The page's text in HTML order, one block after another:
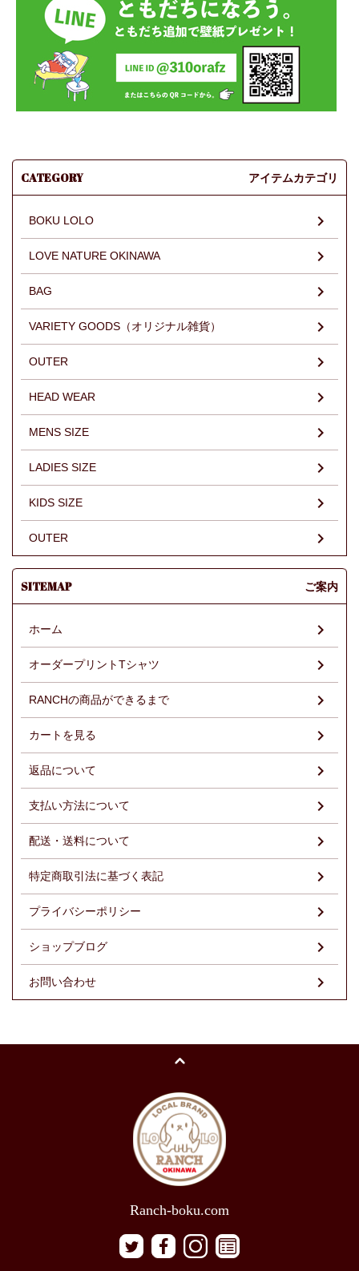
CATEGORY アイテムカテゴリ
BOKU LOLO
LOVE NATURE OKINAWA
BAG
VARIETY GOODS（オリジナル雑貨）
OUTER
HEAD WEAR
MENS SIZE
LADIES SIZE
KIDS SIZE
OUTER
SITEMAP ご案内
ホーム
オーダープリントTシャツ
RANCHの商品ができるまで
カートを見る
返品について
支払い方法について
配送・送料について
特定商取引法に基づく表記
プライバシーポリシー
ショップブログ
お問い合わせ
Ranch-boku.com